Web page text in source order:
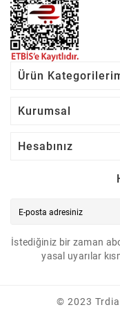
Ürün
Kurumsal
Hesabınız
İstediğiniz bir zaman
yasal uyarılar
© 2023